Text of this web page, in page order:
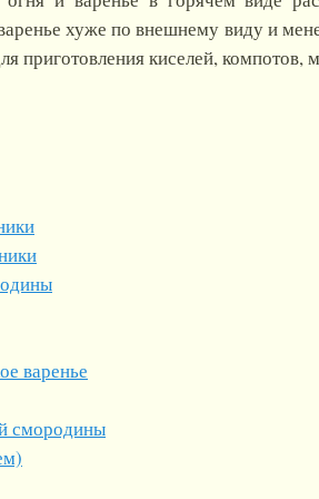
хуже по внешнему виду и
приготовления киселей, компотов,
варенье
смородины